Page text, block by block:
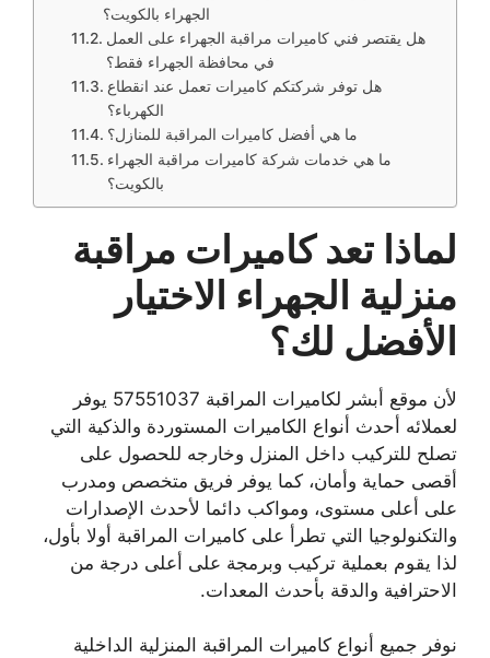
هل يقتصر فني كاميرات مراقبة الجهراء على العمل
هل توفر شركتكم كاميرات تعمل عند انقطاع
ما هي خدمات شركة كاميرات مراقبة الجهراء
لماذا تعد كاميرات مراقبة
منزلية الجهراء الاختيار
الأفضل لك؟
لأن موقع أبشر لكاميرات المراقبة 57551037 يوفر
لعملائه أحدث أنواع الكاميرات المستوردة والذكية التي
تصلح للتركيب داخل المنزل وخارجه للحصول على
أقصى حماية وأمان، كما يوفر فريق متخصص ومدرب
على أعلى مستوى، ومواكب دائما لأحدث الإصدارات
والتكنولوجيا التي تطرأ على كاميرات المراقبة أولا بأول،
لذا يقوم بعملية تركيب وبرمجة على أعلى درجة من
الاحترافية والدقة بأحدث المعدات.
نوفر جميع أنواع كاميرات المراقبة المنزلية الداخلية